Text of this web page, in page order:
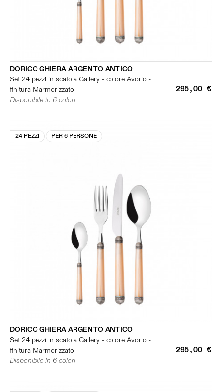
DORICO GHIERA ARGENTO ANTICO
Set 24 pezzi in scatola Gallery - colore Avorio -
finitura Marmorizzato
295,00 €
Disponibile in 6 colori
24 PEZZI PER 6 PERSONE
DORICO GHIERA ARGENTO ANTICO
Set 24 pezzi in scatola Gallery - colore Avorio -
finitura Marmorizzato
295,00 €
Disponibile in 6 colori